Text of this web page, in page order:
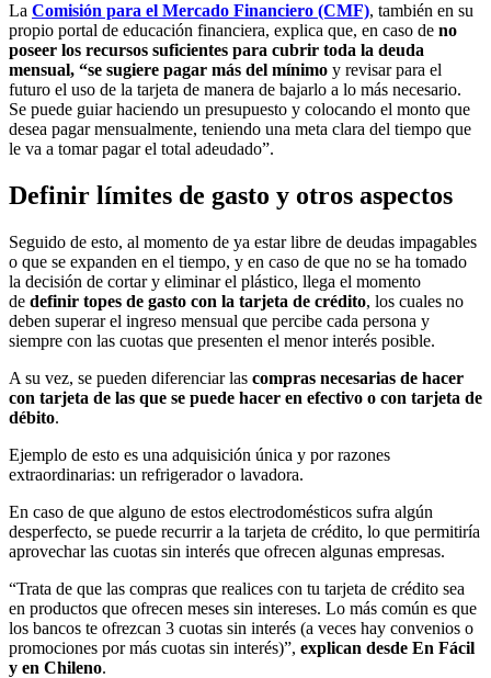
La Comisión para el Mercado Financiero (CMF), también en su
propio portal de educación financiera, explica que, en caso de no
poseer los recursos suficientes para cubrir toda la deuda
mensual, “se sugiere pagar más del mínimo y revisar para el
futuro el uso de la tarjeta de manera de bajarlo a lo más necesario.
Se puede guiar haciendo un presupuesto y colocando el monto que
desea pagar mensualmente, teniendo una meta clara del tiempo que
le va a tomar pagar el total adeudado”.
Definir límites de gasto y otros aspectos
Seguido de esto, al momento de ya estar libre de deudas impagables
o que se expanden en el tiempo, y en caso de que no se ha tomado
la decisión de cortar y eliminar el plástico, llega el momento
de definir topes de gasto con la tarjeta de crédito, los cuales no
deben superar el ingreso mensual que percibe cada persona y
siempre con las cuotas que presenten el menor interés posible.
A su vez, se pueden diferenciar las compras necesarias de hacer
con tarjeta de las que se puede hacer en efectivo o con tarjeta de
débito.
Ejemplo de esto es una adquisición única y por razones
extraordinarias: un refrigerador o lavadora.
En caso de que alguno de estos electrodomésticos sufra algún
desperfecto, se puede recurrir a la tarjeta de crédito, lo que permitiría
aprovechar las cuotas sin interés que ofrecen algunas empresas.
“Trata de que las compras que realices con tu tarjeta de crédito sea
en productos que ofrecen meses sin intereses. Lo más común es que
los bancos te ofrezcan 3 cuotas sin interés (a veces hay convenios o
promociones por más cuotas sin interés)”, explican desde En Fácil
y en Chileno.